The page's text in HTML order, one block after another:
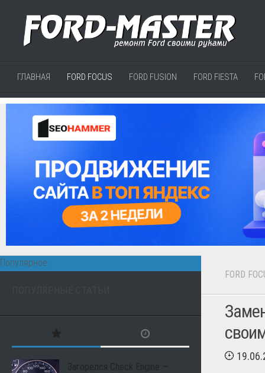
ГЛАВНАЯ FORD FOCUS FORD FUSION FORD FIESTA
FORD
Популярное:
Загорелся Check Engine —